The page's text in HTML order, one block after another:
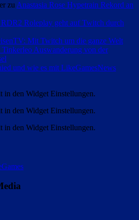
zuAnastasia Rose Hypetrain Rekord an
Roleplay geht auf Twitch durch
Mit Twitch um die ganze Welt
Auswanderung von der
und wie es mit LikeGamesNews
in den Widget Einstellungen.
in den Widget Einstellungen.
in den Widget Einstellungen.